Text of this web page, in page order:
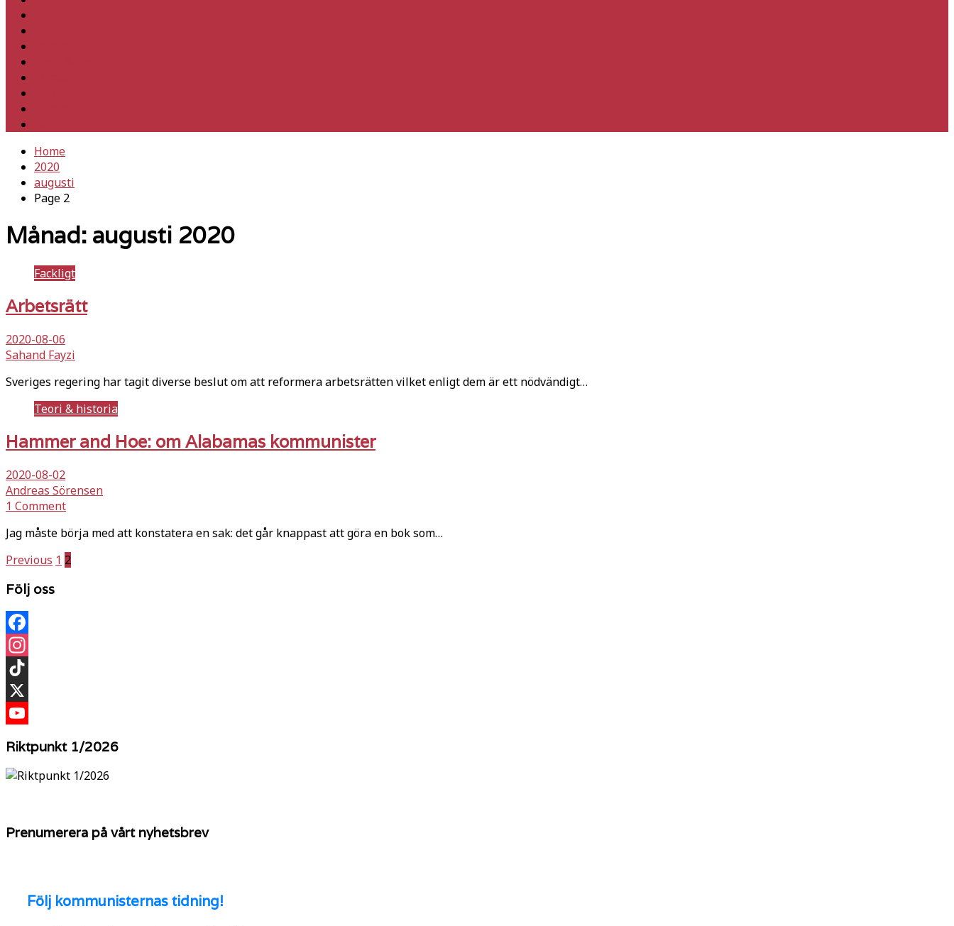
Home
2020
augusti
Page 2
Månad: augusti 2020
Fackligt
Arbetsrätt
2020-08-06
Sahand Fayzi
Sveriges regering har tagit diverse beslut om att reformera arbetsrätten vilket enligt dem är ett nödvändigt…
Teori & historia
Hammer and Hoe: om Alabamas kommunister
2020-08-02
Andreas Sörensen
1 Comment
Jag måste börja med att konstatera en sak: det går knappast att göra en bok som…
Sidnumrering
för
inlägg
Previous 1 2
Följ oss
Facebook
Instagram
TikTok
X
Riktpunkt 1/2026
Prenumerera på vårt nyhetsbrev
Följ kommunisternas tidning!